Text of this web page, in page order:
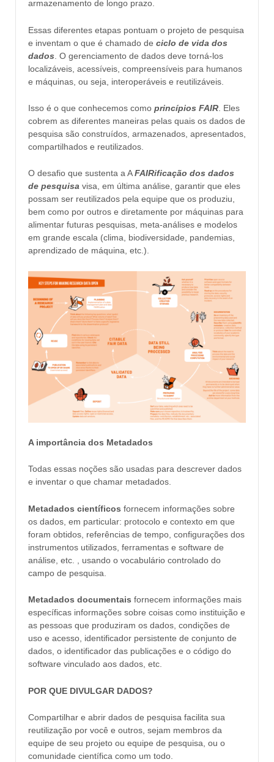
armazenamento de longo prazo.
Essas diferentes etapas pontuam o projeto de pesquisa
e inventam o que é chamado de ciclo de vida dos
dados . O gerenciamento de dados deve torná-los
localizáveis, acessíveis, compreensíveis para humanos
e máquinas, ou seja, interoperáveis e reutilizáveis.
Isso é o que conhecemos como princípios FAIR . Eles
cobrem as diferentes maneiras pelas quais os dados de
pesquisa são construídos, armazenados, apresentados,
compartilhados e reutilizados.
O desafio que sustenta a AFAIRificação dos dados
de pesquisa visa, em última análise, garantir que eles
possam ser reutilizados pela equipe que os produziu,
bem como por outros e diretamente por máquinas para
alimentar futuras pesquisas, meta-análises e modelos
em grande escala (clima, biodiversidade, pandemias,
aprendizado de máquina, etc.).
A importância dos Metadados
Todas essas noções são usadas para descrever dados
e inventar o que chamar metadados.
Metadados científicos fornecem informações sobre
os dados, em particular: protocolo e contexto em que
foram obtidos, referências de tempo, configurações dos
instrumentos utilizados, ferramentas e software de
análise, etc. , usando o vocabulário controlado do
campo de pesquisa.
Metadados documentais fornecem informações mais
específicas informações sobre coisas como instituição e
as pessoas que produziram os dados, condições de
uso e acesso, identificador persistente de conjunto de
dados, o identificador das publicações e o código do
software vinculado aos dados, etc.
POR QUE DIVULGAR DADOS?
Compartilhar e abrir dados de pesquisa facilita sua
reutilização por você e outros, sejam membros da
equipe de seu projeto ou equipe de pesquisa, ou o
comunidade científica como um todo.